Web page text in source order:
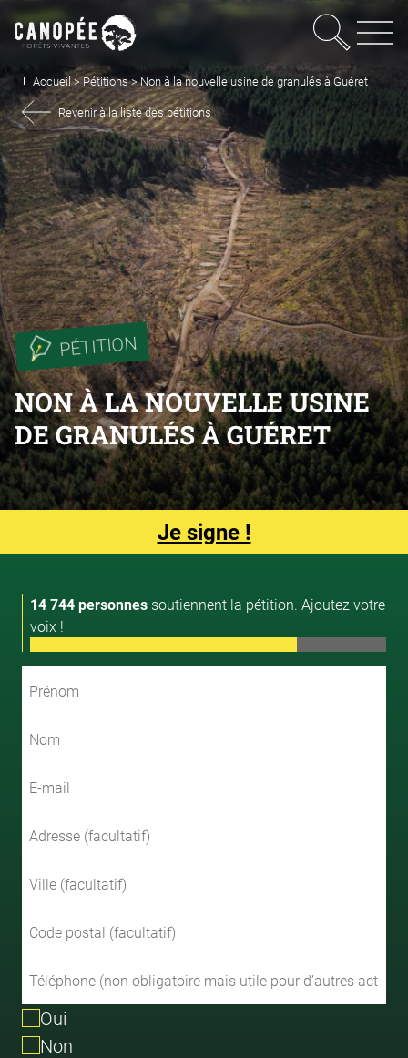
OUVRIR LE
Accueil>Pétitions>Non à la nouvelle usine de granulés à Guéret
Revenir à la liste des pétitions
PÉTITION
NON À LA NOUVELLE USINE
DE GRANULÉS À GUÉRET
Je signe !
14 744 personnes soutiennent la pétition. Ajoutez votre
voix !
Oui
Non